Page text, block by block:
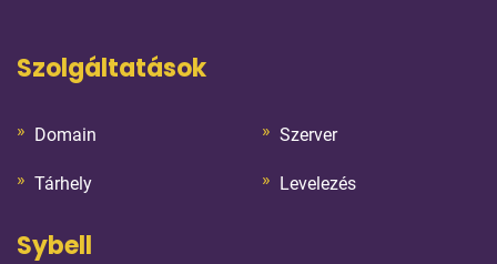
Szolgáltatások
Domain Szerver
Tárhely Levelezés
Sybell